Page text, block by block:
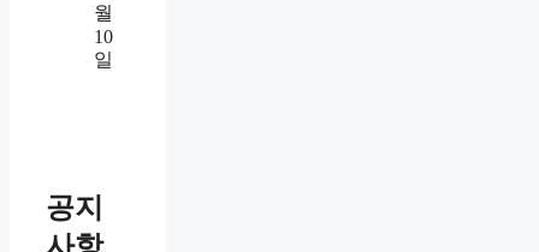
월
10
일
공지
사항